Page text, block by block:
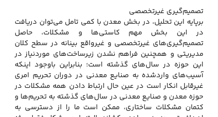
تصمیم‌گیری غیرتخصصی
برپایه این تحلیل، در بخش معدن با کمی تامل می‌توان دریافت
در این بخش مهم کاستی‌ها و مشکلات، حاصل
تصمیم‌گیری‌های غیرتخصصی و غیرواقع‌ بینانه در سطح کلان
مدیریتی و همچنین فراهم نشدن زیرساخت‌های موردنیاز در
این حوزه در سال‌های گذشته است؛ بنابراین باوجود اینکه
آسیب‌های واردشده به صنایع معدنی در دوران تحریم امری
غیرقابل انکار است در عین حال ارتباط دادن همه مشکلات در
حوزه معدن و صنایع معدنی در سال‌های گذشته به تحریم‌ها و
کتمان مشکلات ساختاری، ممکن است ما را از دسترسی به